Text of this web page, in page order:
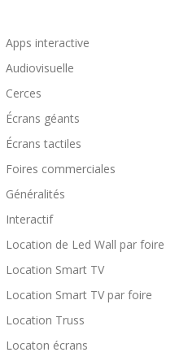
Apps interactive
Audiovisuelle
Cerces
Écrans géants
Écrans tactiles
Foires commerciales
Généralités
Interactif
Location de Led Wall par foire
Location Smart TV
Location Smart TV par foire
Location Truss
Locaton écrans